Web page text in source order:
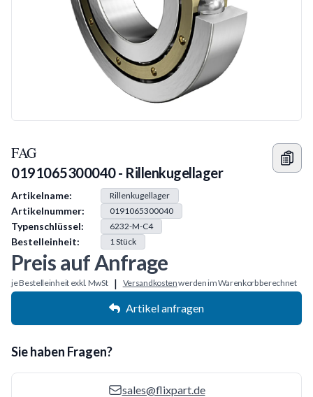
FAG
0191065300040 - Rillenkugellager
Produkt Information
Artikelname: Rillenkugellager
Artikelnummer: 0191065300040
Typenschlüssel: 6232-M-C4
Bestelleinheit: 1 Stück
Preis auf Anfrage
je Bestelleinheit exkl. MwSt | Versandkostenwerden im Warenkorb berechnet
Artikel anfragen
Sie haben Fragen?
sales@flixpart.de